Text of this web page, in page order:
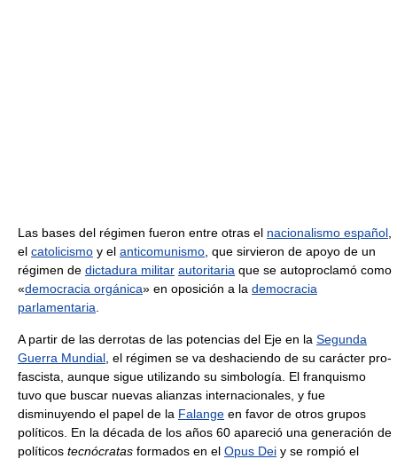
Las bases del régimen fueron entre otras el nacionalismo español
el catolicismo y el anticomunismo , que sirvieron de apoyo de un
régimen de dictadura militar autoritaria que se autoproclamó como
«democracia orgánica» en oposición a la democracia
parlamentaria
A partir de las derrotas de las potencias del Eje en la Segunda
Guerra Mundial , el régimen se va deshaciendo de su carácter pro-
fascista, aunque sigue utilizando su simbología. El franquismo
tuvo que buscar nuevas alianzas internacionales, y fue
disminuyendo el papel de la Falange en favor de otros grupos
políticos. En la década de los años 60 apareció una generación de
políticos tecnócratas formados en el Opus Dei y se rompió el